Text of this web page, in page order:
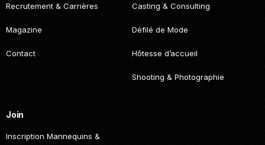
Recrutement & Carrières
Magazine
Contact
Casting & Consulting
Défilé de Mode
Hôtesse d’accueil
Shooting & Photographie
Join
Inscription Mannequins &